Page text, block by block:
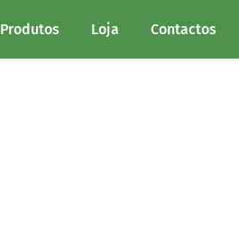
Produtos Loja Contactos